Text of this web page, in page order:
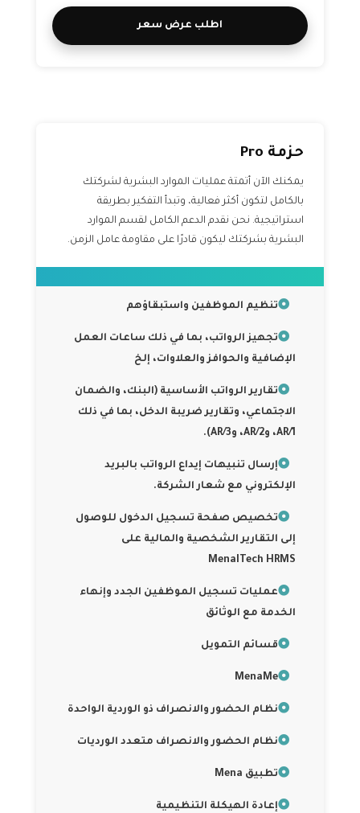
اطلب عرض سعر
حزمة Pro
يمكنك الآن أتمتة عمليات الموارد البشرية لشركتك
بالكامل لتكون أكثر فعالية، وتبدأ التفكير بطريقة
استراتيجية. نحن نقدم الدعم الكامل لقسم الموارد
البشرية بشركتك ليكون قادرًا على مقاومة عامل الزمن.
تنظيم الموظفين واستبقاؤهم
تجهيز الرواتب، بما في ذلك ساعات العمل
الإضافية والحوافز والعلاوات، إلخ
تقارير الرواتب الأساسية (البنك، والضمان
الاجتماعي، وتقارير ضريبة الدخل، بما في ذلك
AR/1، وAR/2، وAR/3).
إرسال تنبيهات إيداع الرواتب بالبريد
الإلكتروني مع شعار الشركة.
تخصيص صفحة تسجيل الدخول للوصول
إلى التقارير الشخصية والمالية على
MenaITech HRMS
عمليات تسجيل الموظفين الجدد وإنهاء
الخدمة مع الوثائق
قسائم التمويل
MenaMe
نظام الحضور والانصراف ذو الوردية الواحدة
نظام الحضور والانصراف متعدد الورديات
تطبيق Mena
إعادة الهيكلة التنظيمية